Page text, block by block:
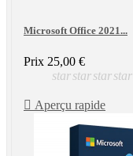
Microsoft Office 2021...
Prix 25,00 €
starstarstarstar
 Aperçu rapide